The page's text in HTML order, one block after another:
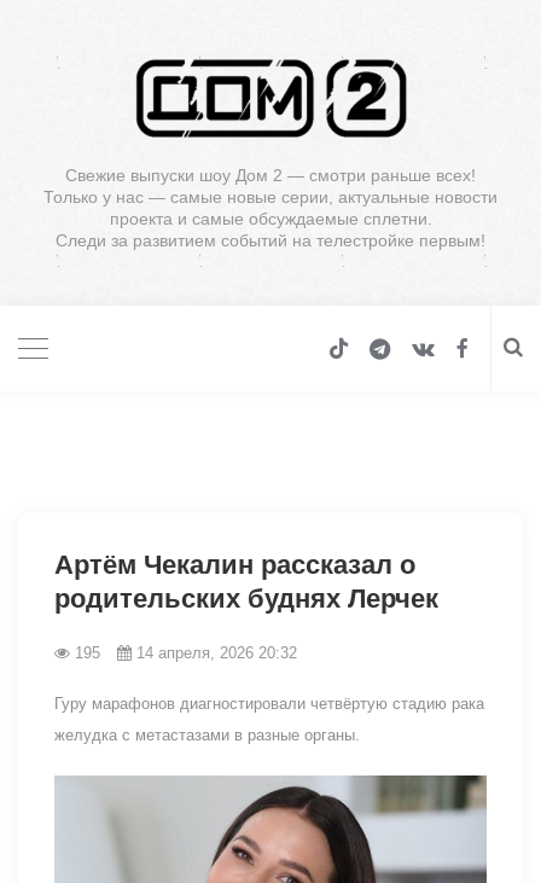
Свежие выпуски шоу Дом 2 — смотри раньше всех!
Только у нас — самые новые серии, актуальные новости
проекта и самые обсуждаемые сплетни.
Следи за развитием событий на телестройке первым!
Артём Чекалин рассказал о
родительских буднях Лерчек
195 14 апреля, 2026 20:32
Гуру марафонов диагностировали четвёртую стадию рака
желудка с метастазами в разные органы.